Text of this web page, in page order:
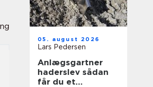
05. august 2026
Lars Pedersen
Anlægsgartner
haderslev sådan
får du et